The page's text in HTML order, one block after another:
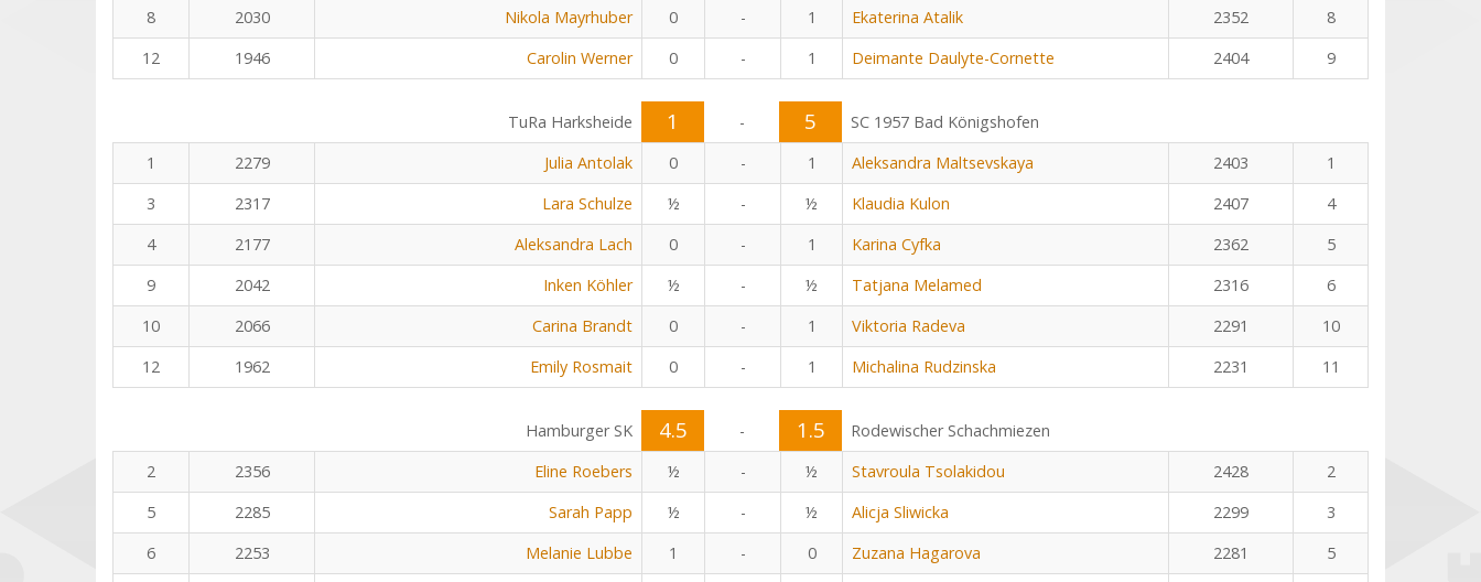
8
2030 Nikola Mayrhuber 0 - 1 Ekaterina Atalik 2352
8
12
1946 Carolin Werner 0 - 1 Deimante Daulyte-Cornette 2404 9
TuRa Harksheide 1 - 5
SC 1957 Bad Königshofen
1
2279 Julia Antolak 0 - 1 Aleksandra Maltsevskaya 2403
1
3
2317 Lara Schulze ½ - ½ Klaudia Kulon 2407
4
4
2177 Aleksandra Lach 0 - 1 Karina Cyfka 2362
5
9
2042 Inken Köhler ½ - ½ Tatjana Melamed 2316
6
10
2066 Carina Brandt 0 - 1 Viktoria Radeva 2291
10
12
1962 Emily Rosmait 0 - 1 Michalina Rudzinska 2231 11
Hamburger SK 4.5 - 1.5
Rodewischer Schachmiezen
2
2356 Eline Roebers ½ - ½ Stavroula Tsolakidou 2428
2
5
2285 Sarah Papp ½ - ½ Alicja Sliwicka 2299
3
6
2253 Melanie Lubbe 1 - 0 Zuzana Hagarova 2281
5